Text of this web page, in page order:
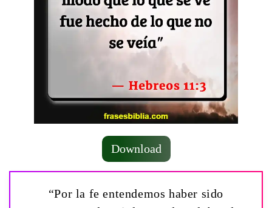
Download
“Por la fe entendemos haber sido